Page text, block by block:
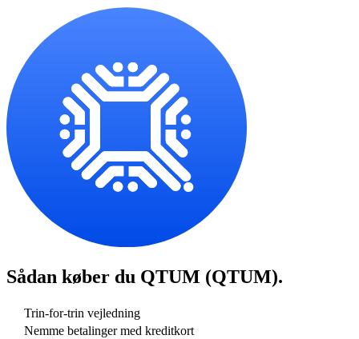
Sådan køber du QTUM (QTUM).
Trin-for-trin vejledning
Nemme betalinger med kreditkort